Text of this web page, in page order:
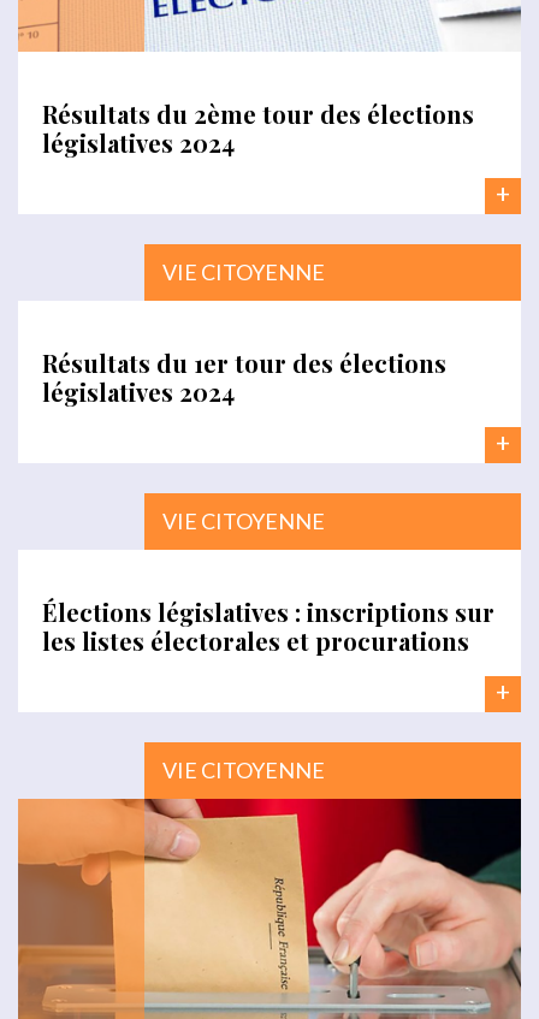
Résultats du 2ème tour des élections
législatives 2024
+
VIE CITOYENNE
Résultats du 1er tour des élections
législatives 2024
+
VIE CITOYENNE
Élections législatives : inscriptions sur
les listes électorales et procurations
+
VIE CITOYENNE